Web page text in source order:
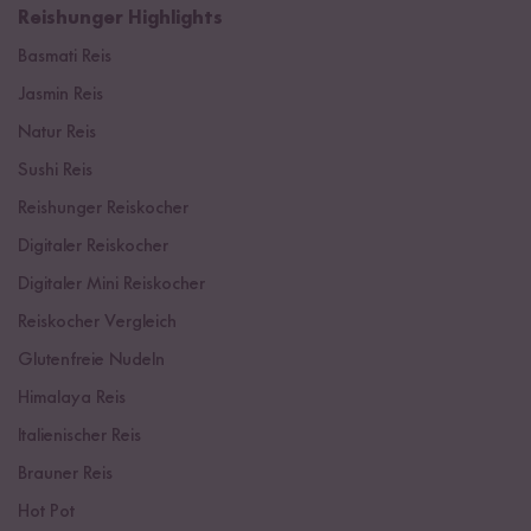
Reishunger Highlights
Basmati Reis
Jasmin Reis
Natur Reis
Sushi Reis
Reishunger Reiskocher
Digitaler Reiskocher
Digitaler Mini Reiskocher
Reiskocher Vergleich
Glutenfreie Nudeln
Himalaya Reis
Italienischer Reis
Brauner Reis
Hot Pot